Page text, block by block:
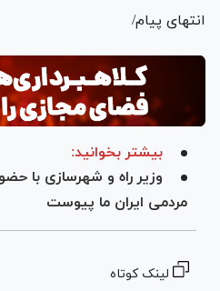
انتهای پیام/
بیشتر بخوانید:
وزیر راه و شهرسازی با
مردمی ایران ما پیوست
لینک کوتاه